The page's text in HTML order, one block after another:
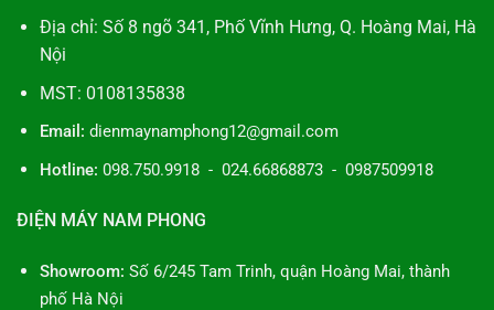
Địa chỉ: Số 8 ngõ 341, Phố Vĩnh Hưng, Q. Hoàng Mai, Hà
Nội
MST: 0108135838
Email: dienmaynamphong12@gmail.com
Hotline: 098.750.9918 - 024.66868873 - 0987509918
ĐIỆN MÁY NAM PHONG
Showroom: Số 6/245 Tam Trinh, quận Hoàng Mai, thành
phố Hà Nội